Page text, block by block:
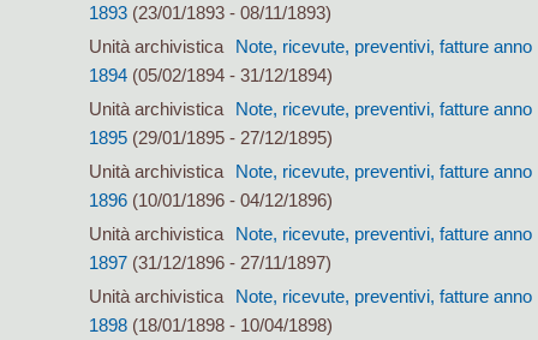
1893 (23/01/1893 - 08/11/1893)
Unità archivistica
Note, ricevute, preventivi, fatture anno
1894 (05/02/1894 - 31/12/1894)
Unità archivistica
Note, ricevute, preventivi, fatture anno
1895 (29/01/1895 - 27/12/1895)
Unità archivistica
Note, ricevute, preventivi, fatture anno
1896 (10/01/1896 - 04/12/1896)
Unità archivistica
Note, ricevute, preventivi, fatture anno
1897 (31/12/1896 - 27/11/1897)
Unità archivistica
Note, ricevute, preventivi, fatture anno
1898 (18/01/1898 - 10/04/1898)